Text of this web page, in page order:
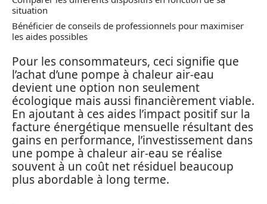
situation
Bénéficier de conseils de professionnels pour maximiser
les aides possibles
Pour les consommateurs, ceci signifie que
l’achat d’une pompe à chaleur air-eau
devient une option non seulement
écologique mais aussi financièrement viable.
En ajoutant à ces aides l’impact positif sur la
facture énergétique mensuelle résultant des
gains en performance, l’investissement dans
une pompe à chaleur air-eau se réalise
souvent à un coût net résiduel beaucoup
plus abordable à long terme.